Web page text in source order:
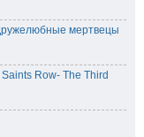
мертвецы
Row- The Third